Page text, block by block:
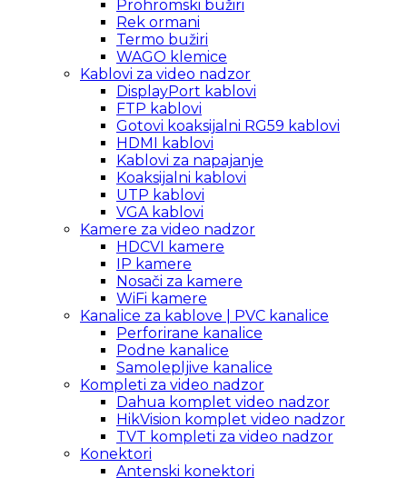
Prohromski bužiri
Rek ormani
Termo bužiri
WAGO klemice
Kablovi za video nadzor
DisplayPort kablovi
FTP kablovi
Gotovi koaksijalni RG59 kablovi
HDMI kablovi
Kablovi za napajanje
Koaksijalni kablovi
UTP kablovi
VGA kablovi
Kamere za video nadzor
HDCVI kamere
IP kamere
Nosači za kamere
WiFi kamere
Kanalice za kablove | PVC kanalice
Perforirane kanalice
Podne kanalice
Samolepljive kanalice
Kompleti za video nadzor
Dahua komplet video nadzor
HikVision komplet video nadzor
TVT kompleti za video nadzor
Konektori
Antenski konektori